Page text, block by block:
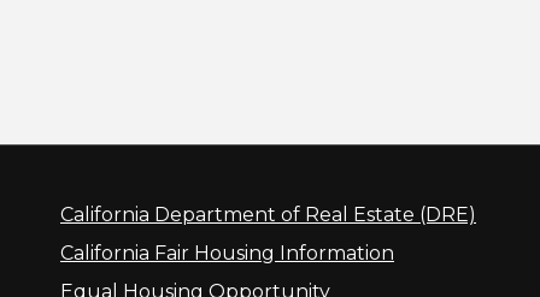
California Department of Real Estate (DRE)
California Fair Housing Information
Equal Housing Opportunity